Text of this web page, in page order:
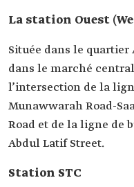
La station Ouest
Située dans le
dans le marché
l’intersection de la
Munawwarah Road-
Road et de la ligne de
Abdul Latif Street.
Station STC